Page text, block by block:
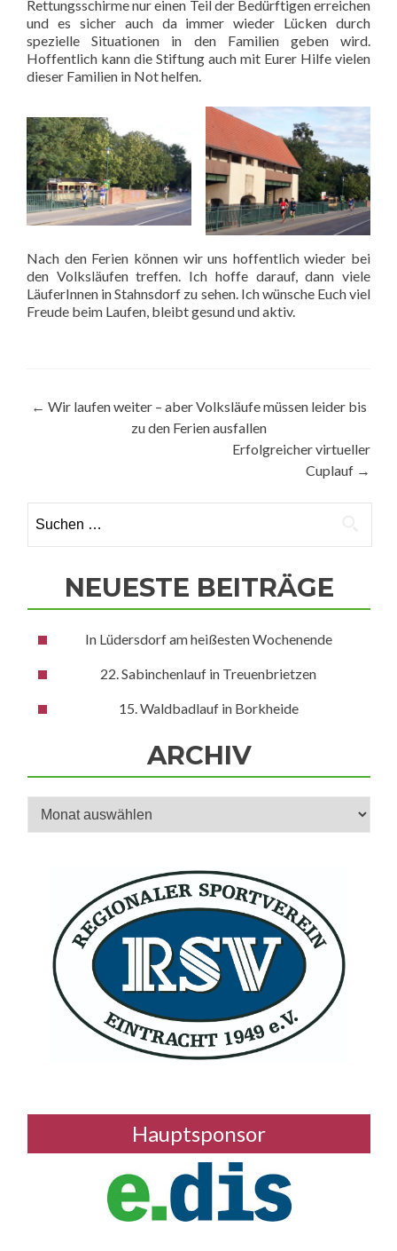
Rettungsschirme nur einen Teil der Bedürftigen erreichen
und es sicher auch da immer wieder Lücken durch
spezielle Situationen in den Familien geben wird.
Hoffentlich kann die Stiftung auch mit Eurer Hilfe vielen
dieser Familien in Not helfen.
Nach den Ferien können wir uns hoffentlich wieder bei
den Volksläufen treffen. Ich hoffe darauf, dann viele
LäuferInnen in Stahnsdorf zu sehen. Ich wünsche Euch viel
Freude beim Laufen, bleibt gesund und aktiv.
Beitragsnavigation
← Wir laufen weiter – aber Volksläufe müssen leider bis
zu den Ferien ausfallen
Erfolgreicher virtueller
Cuplauf →
nach:
NEUESTE BEITRÄGE
In Lüdersdorf am heißesten Wochenende
22. Sabinchenlauf in Treuenbrietzen
15. Waldbadlauf in Borkheide
ARCHIV
Archiv
Hauptsponsor